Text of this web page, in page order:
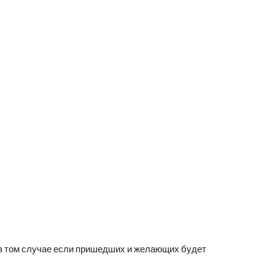
том случае если пришедших и желающих будет